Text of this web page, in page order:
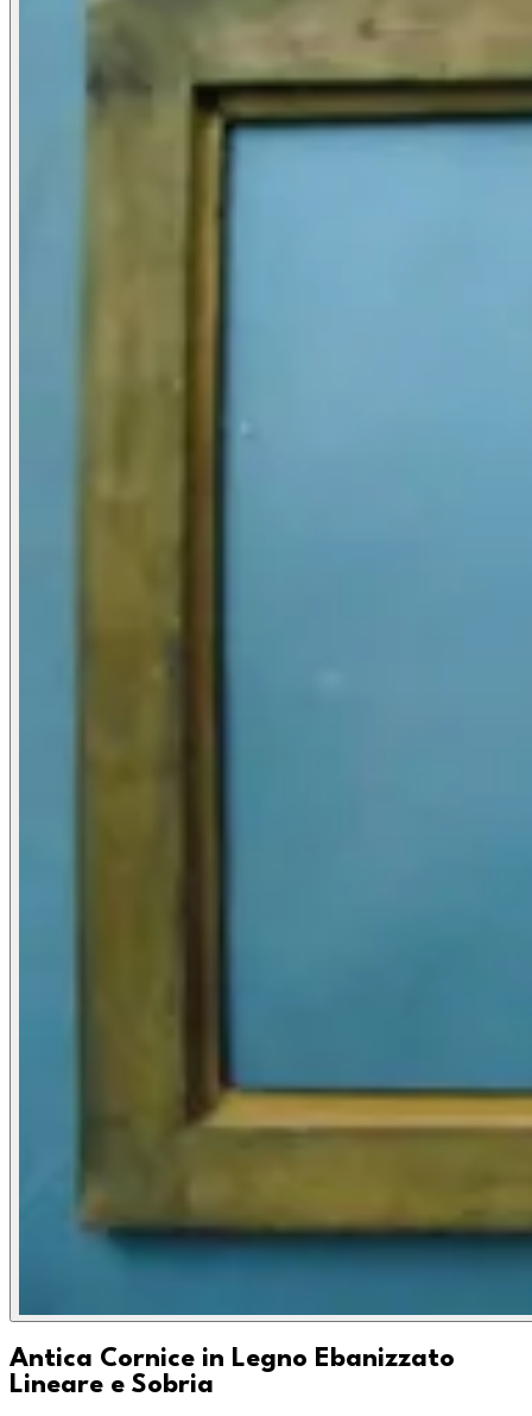
Antica Cornice in Legno Ebanizzato
Lineare e Sobria